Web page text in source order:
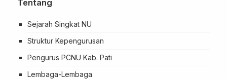
Tentang
Sejarah Singkat NU
Struktur Kepengurusan
Pengurus PCNU Kab. Pati
Lembaga-Lembaga